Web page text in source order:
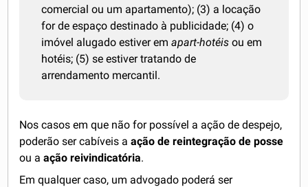
comercial ou um apartamento); (3) a locação
for de espaço destinado à publicidade; (4) o
imóvel alugado estiver emapart-hotéis ou em
hotéis; (5) se estiver tratando de
arrendamento mercantil.
Nos casos em que não for possível a ação de despejo,
poderão ser cabíveis aação de reintegração de posse
ou aação reivindicatória.
Em qualquer caso, um advogado poderá ser